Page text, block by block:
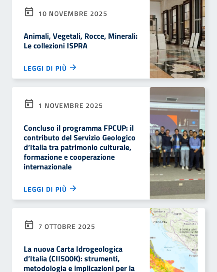
10 NOVEMBRE 2025
Animali, Vegetali, Rocce, Minerali:
Le collezioni ISPRA
LEGGI DI PIÙ
1 NOVEMBRE 2025
Concluso il programma FPCUP: il
contributo del Servizio Geologico
d’Italia tra patrimonio culturale,
formazione e cooperazione
internazionale
LEGGI DI PIÙ
7 OTTOBRE 2025
La nuova Carta Idrogeologica
d’Italia (CII500K): strumenti,
metodologia e implicazioni per la